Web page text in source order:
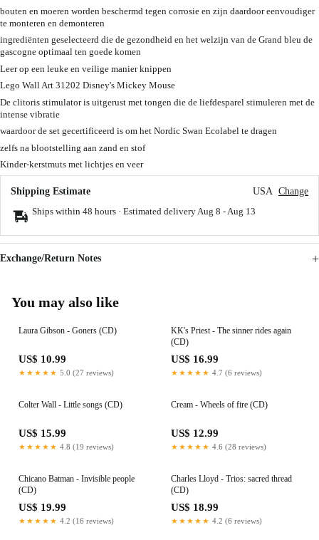
bouten en moeren worden beschermd tegen corrosie en zijn daardoor eenvoudiger
te monteren en demonteren
ingrediënten geselecteerd die de gezondheid en het welzijn van de Grand bleu de
gascogne optimaal ten goede komen
Leer op een leuke en veilige manier knippen
Lego Wall Art 31202 Disney's Mickey Mouse
De clitoris stimulator is uitgerust met tongen die de liefdesparel stimuleren met de
intense vibratie
waardoor de set gecertificeerd is om het Nordic Swan Ecolabel te dragen
zelfs na blootstelling aan zand en stof
Kinder-kerstmuts met lichtjes en veer
Shipping Estimate USA Change
Ships within 48 hours · Estimated delivery Aug 8 - Aug 13
Exchange/Return Notes
You may also like
Laura Gibson - Goners (CD)
US$ 10.99
★★★★★ 5.0 (27 reviews)
KK's Priest - The sinner rides again
(CD)
US$ 16.99
★★★★★ 4.7 (6 reviews)
Colter Wall - Little songs (CD)
US$ 15.99
★★★★★ 4.8 (19 reviews)
Cream - Wheels of fire (CD)
US$ 12.99
★★★★★ 4.6 (28 reviews)
Chicano Batman - Invisible people
(CD)
US$ 19.99
★★★★★ 4.2 (16 reviews)
Charles Lloyd - Trios: sacred thread
(CD)
US$ 18.99
★★★★★ 4.2 (6 reviews)